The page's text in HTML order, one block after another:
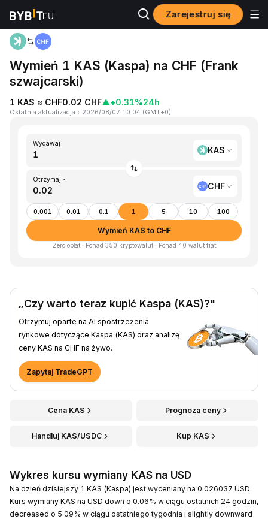
Zarejestruj się
Strona główna
Wymień 1 KAS (Kaspa) na CHF (Frank
szwajcarski)
1 KAS ≈ CHF0.02 CHF▲+0.31%24h
Ostatnia aktualizacja ： 2026/08/07 10:04 (GMT+0)
Wydawaj
KAS
Otrzymaj ~
CHF
0.001 0.01 0.1 1 5 10 100
Wymień KAS to CHF
Zero opłat · Ponad 350 kryptowalut · Ponad 40 walut fiat
„Czy warto teraz kupić Kaspa (KAS)?"
Otrzymuj oparte na AI spostrzeżenia
rynkowe dotyczące Kaspa (KAS) oraz analizę
ceny KAS na CHF na żywo.
Zapytaj TradeGPT
Cena KAS Prognoza ceny
Handluj KAS/USDC Kup KAS
Wykres kursu wymiany KAS na USD
Na dzień dzisiejszy 1 KAS (Kaspa) jest wyceniany na 0.026037 USD.
Kurs wymiany KAS na USD down o 0.06% w ciągu ostatnich 24 godzin,
decreased o 5.09% w ciągu ostatniego tygodnia i slightly downward